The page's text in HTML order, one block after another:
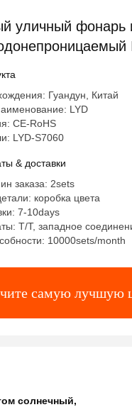
уличный фонарь
Гуандун, Китай
LYD
CE-RoHS
LYD-S7060
& доставки
заказа: 2sets
коробка цвета
7-10days
T/T, западное
10000sets/month
самую лучшую
солнечный,